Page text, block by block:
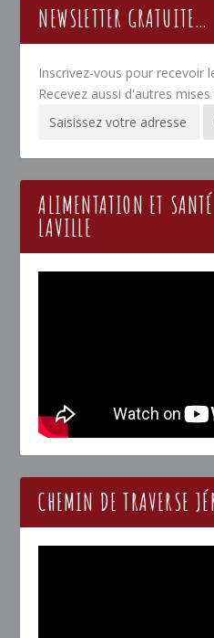
NEWSLETTER GRATUITE…
Inscrivez-vous pour recevoir
Recevez aussi d'autres
ALIMENTATION ET
LAVILLE
CHEMIN DE TRAVERSE